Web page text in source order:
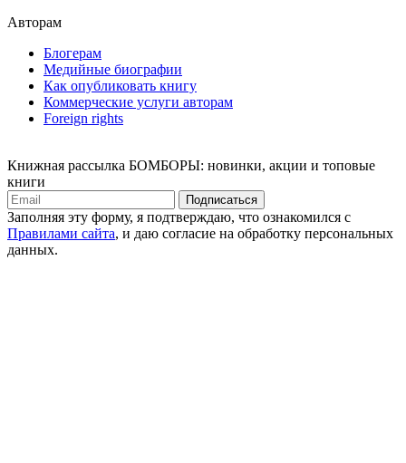
Авторам
Блогерам
Медийные биографии
Как опубликовать книгу
Коммерческие услуги авторам
Foreign rights
Книжная рассылка БОМБОРЫ: новинки, акции и топовые
книги
Подписаться
Заполняя эту форму, я подтверждаю, что ознакомился с
Правилами сайта, и даю согласие на обработку персональных
данных.